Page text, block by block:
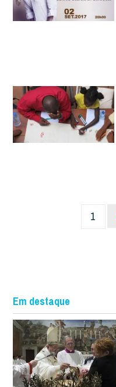
1
Em destaque